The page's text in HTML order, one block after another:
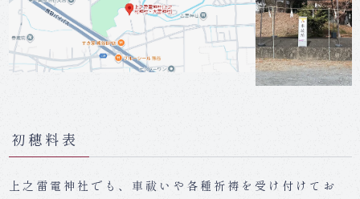
初穂料表
上之雷電神社でも、車祓いや各種祈祷を受け付けてお